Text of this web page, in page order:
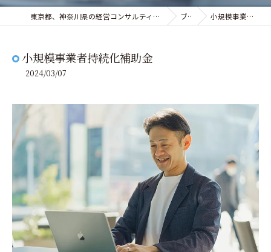
東京都、神奈川県の経営コンサルティングなら株式会社ビジョンネクスト ブログ 小規模事業者持続化補助金
小規模事業者持続化補助金
2024/03/07